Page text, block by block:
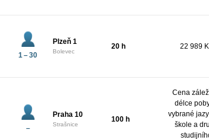
1 – 30
Plzeň 1
Bolevec
20 h 22 989
–
Praha 10
Strašnice
100 h
Cena
délce
vybrané
škole a